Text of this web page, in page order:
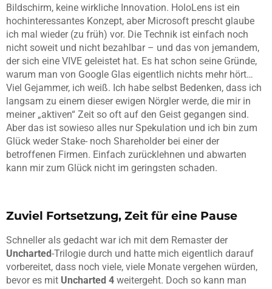
Bildschirm, keine wirkliche Innovation. HoloLens ist ein
hochinteressantes Konzept, aber Microsoft prescht glaube
ich mal wieder (zu früh) vor. Die Technik ist einfach noch
nicht soweit und nicht bezahlbar – und das von jemandem,
der sich eine VIVE geleistet hat. Es hat schon seine Gründe,
warum man von Google Glas eigentlich nichts mehr hört…
Viel Gejammer, ich weiß. Ich habe selbst Bedenken, dass ich
langsam zu einem dieser ewigen Nörgler werde, die mir in
meiner „aktiven“ Zeit so oft auf den Geist gegangen sind.
Aber das ist sowieso alles nur Spekulation und ich bin zum
Glück weder Stake- noch Shareholder bei einer der
betroffenen Firmen. Einfach zurücklehnen und abwarten
kann mir zum Glück nicht im geringsten schaden.
Zuviel Fortsetzung, Zeit für eine Pause
Schneller als gedacht war ich mit dem Remaster der
Uncharted-Trilogie durch und hatte mich eigentlich darauf
vorbereitet, dass noch viele, viele Monate vergehen würden,
bevor es mit Uncharted 4 weitergeht. Doch so kann man